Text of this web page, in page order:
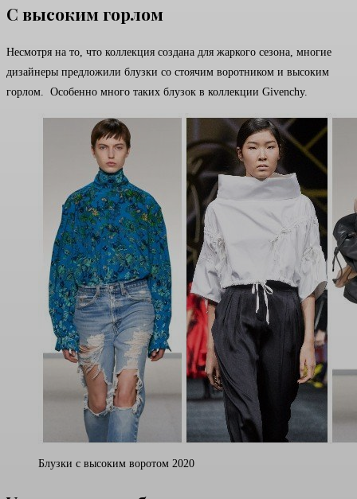
С высоким горлом
Несмотря на то, что коллекция создана для жаркого сезона, многие
дизайнеры предложили блузки со стоячим воротником и высоким
горлом. Особенно много таких блузок в коллекции Givenchy.
Блузки с высоким воротом 2020